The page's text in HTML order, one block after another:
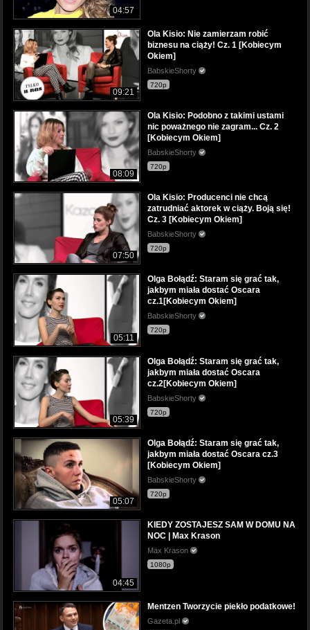
04:57
09:21
Ola Kisio: Nie zamierzam robić
biznesu na ciąży! Cz. 1 [Kobiecym
Okiem]
BabskieShorty
720p
08:09
Ola Kisio: Podobno z takimi ustami
nic poważnego nie zagram... Cz. 2
[Kobiecym Okiem]
BabskieShorty
720p
07:50
Ola Kisio: Producenci nie chcą
zatrudniać aktorek w ciąży. Boją się!
Cz. 3 [Kobiecym Okiem]
BabskieShorty
720p
05:11
Olga Bołądź: Staram się grać tak,
jakbym miała dostać Oscara
cz.1[Kobiecym Okiem]
BabskieShorty
720p
05:39
Olga Bołądź: Staram się grać tak,
jakbym miała dostać Oscara
cz.2[Kobiecym Okiem]
BabskieShorty
720p
05:07
Olga Bołądź: Staram się grać tak,
jakbym miała dostać Oscara cz.3
[Kobiecym Okiem]
BabskieShorty
720p
04:45
KIEDY ZOSTAJESZ SAM W DOMU NA
NOC | Max Krason
Max Krason
1080p
Mentzen Tworzycie piekło podatkowe!
Gazeta.pl